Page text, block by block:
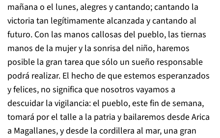
mañana o el lunes, alegres y cantando; cantando la
victoria tan legítimamente alcanzada y cantando al
futuro. Con las manos callosas del pueblo, las tiernas
manos de la mujer y la sonrisa del niño, haremos
posible la gran tarea que sólo un sueño responsable
podrá realizar. El hecho de que estemos esperanzados
y felices, no significa que nosotros vayamos a
descuidar la vigilancia: el pueblo, este fin de semana,
tomará por el talle a la patria y bailaremos desde Arica
a Magallanes, y desde la cordillera al mar, una gran